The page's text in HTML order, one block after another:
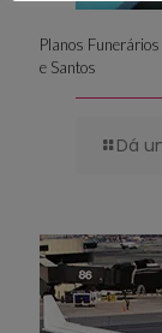
Planos
e Santos
Dá